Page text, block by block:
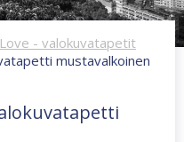
- valokuvatapetit
mustavalkoinen